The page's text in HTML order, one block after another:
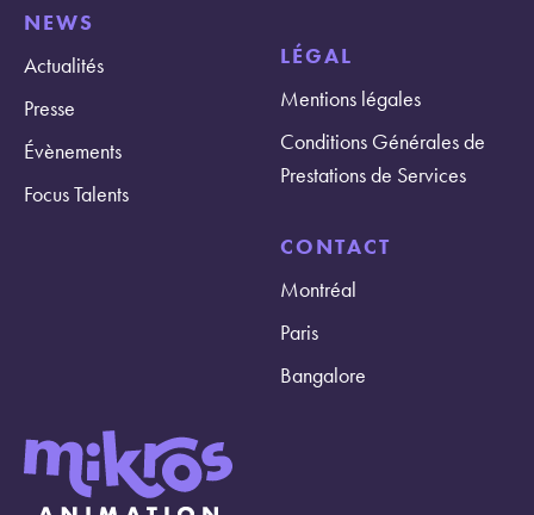
NEWS
Actualités
Presse
Évènements
Focus Talents
LÉGAL
Mentions légales
Conditions Générales de
Prestations de Services
CONTACT
Montréal
Paris
Bangalore